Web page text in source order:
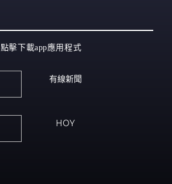
點擊下載app應用程式
有線新聞
HOY